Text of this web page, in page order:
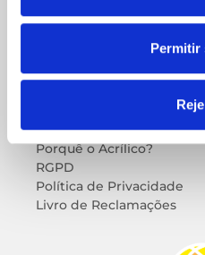
Permitir
Showroom
Contactos
Porquê o Acrílico?
RGPD
Política de Privacidade
Livro de Reclamações